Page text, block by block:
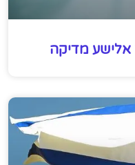
אלישע מדיקה